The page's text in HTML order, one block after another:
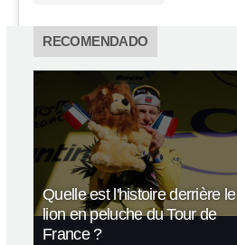
RECOMENDADO
Quelle est l'histoire derrière le
lion en peluche du Tour de
France ?